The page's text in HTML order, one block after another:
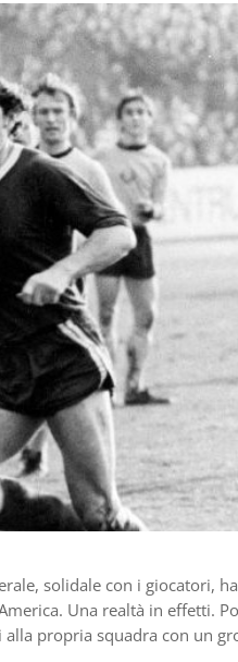
solidale con i giocatori,
Una realtà in effetti.
propria squadra con un